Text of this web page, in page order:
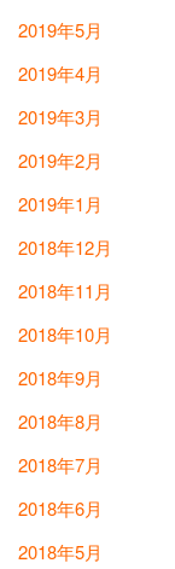
2019年5月
2019年4月
2019年3月
2019年2月
2019年1月
2018年12月
2018年11月
2018年10月
2018年9月
2018年8月
2018年7月
2018年6月
2018年5月